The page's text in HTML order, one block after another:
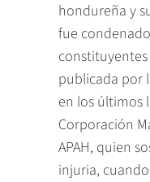
hondureña y
fue
publicada por
en los últimos
Corporación
APAH, quien
injuria,